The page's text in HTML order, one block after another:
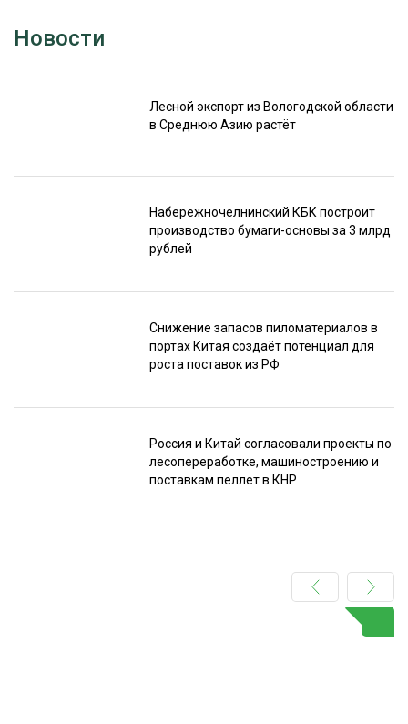
Новости
Лесной экспорт из Вологодской области
в Среднюю Азию растёт
Набережночелнинский КБК построит
производство бумаги-основы за 3 млрд
рублей
Снижение запасов пиломатериалов в
портах Китая создаёт потенциал для
роста поставок из РФ
Россия и Китай согласовали проекты по
лесопереработке, машиностроению и
поставкам пеллет в КНР